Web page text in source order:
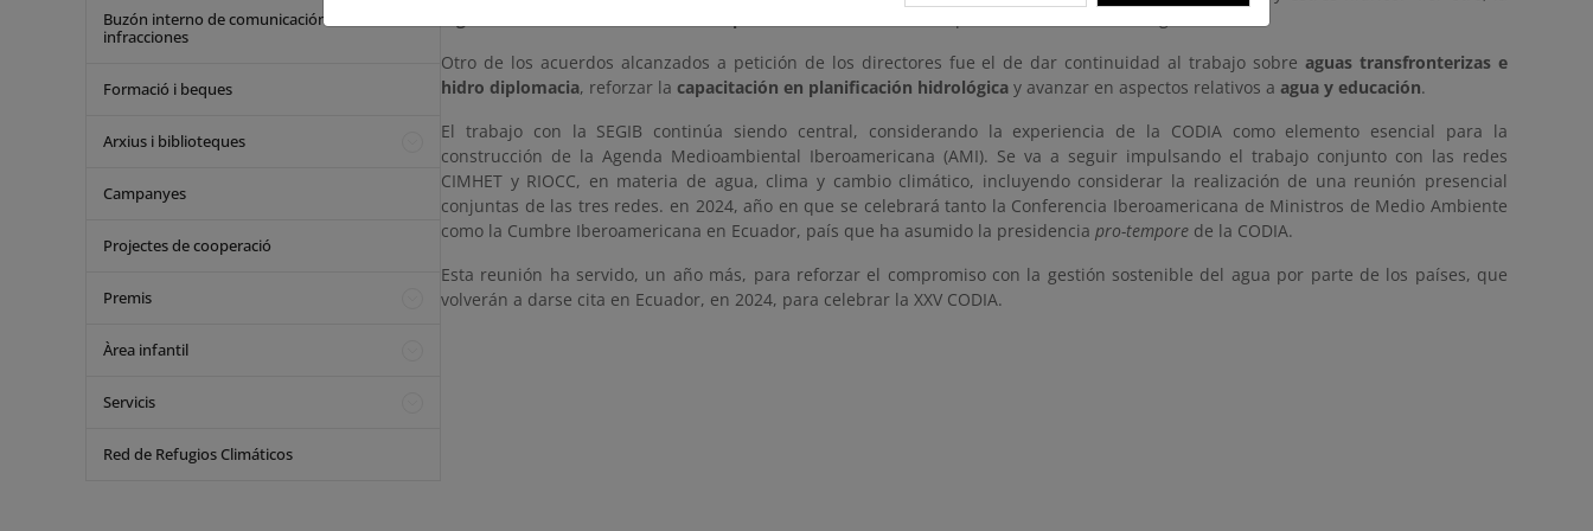
Buzón interno de comunicación de
infracciones
Formació i beques
Arxius i biblioteques
Campanyes
Projectes de cooperació
Premis
Àrea infantil
Servicis
Red de Refugios Climáticos
Otro de los acuerdos alcanzados a petición de los directores fue el de dar continuidad al trabajo sobreaguas transfronterizas e
hidro diplomacia, reforzar la capacitación en planificación hidrológica y avanzar en aspectos relativos a agua y educación.
El trabajo con la SEGIB continúa siendo central, considerando la experiencia de la CODIA como elemento esencial para la
construcción de la Agenda Medioambiental Iberoamericana (AMI). Se va a seguir impulsando el trabajo conjunto con las redes
CIMHET y RIOCC, en materia de agua, clima y cambio climático, incluyendo considerar la realización de una reunión presencial
conjuntas de las tres redes. en 2024, año en que se celebrará tanto la Conferencia Iberoamericana de Ministros de Medio Ambiente
como la Cumbre Iberoamericana en Ecuador, país que ha asumido la presidencia pro-tempore de la CODIA.
Esta reunión ha servido, un año más, para reforzar el compromiso con la gestión sostenible del agua por parte de los países, que
volverán a darse cita en Ecuador, en 2024, para celebrar la XXV CODIA.